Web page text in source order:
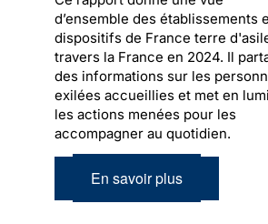
d’ensemble des établissements
dispositifs de France terre
travers la France en 2024. Il
des informations sur les
exilées accueillies et met en
les actions menées pour les
accompagner au quotidien.
En savoir plus